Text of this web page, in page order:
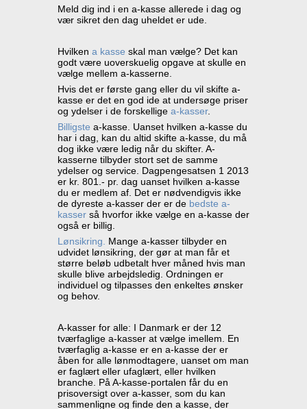
Meld dig ind i en a-kasse allerede i dag og
vær sikret den dag uheldet er ude.
Hvilken a kasse skal man vælge? Det kan
godt være uoverskuelig opgave at skulle en
vælge mellem a-kasserne.
Hvis det er første gang eller du vil skifte a-
kasse er det en god ide at undersøge priser
og ydelser i de forskellige a-kasser.
Billigste a-kasse. Uanset hvilken a-kasse du
har i dag, kan du altid skifte a-kasse, du må
dog ikke være ledig når du skifter. A-
kasserne tilbyder stort set de samme
ydelser og service. Dagpengesatsen 1 2013
er kr. 801.- pr. dag uanset hvilken a-kasse
du er medlem af. Det er nødvendigvis ikke
de dyreste a-kasser der er de bedste a-
kasser så hvorfor ikke vælge en a-kasse der
også er billig.
Lønsikring. Mange a-kasser tilbyder en
udvidet lønsikring, der gør at man får et
større beløb udbetalt hver måned hvis man
skulle blive arbejdsledig. Ordningen er
individuel og tilpasses den enkeltes ønsker
og behov.
A-kasser for alle: I Danmark er der 12
tværfaglige a-kasser at vælge imellem. En
tværfaglig a-kasse er en a-kasse der er
åben for alle lønmodtagere, uanset om man
er faglært eller ufaglært, eller hvilken
branche. På A-kasse-portalen får du en
prisoversigt over a-kasser, som du kan
sammenligne og finde den a kasse, der